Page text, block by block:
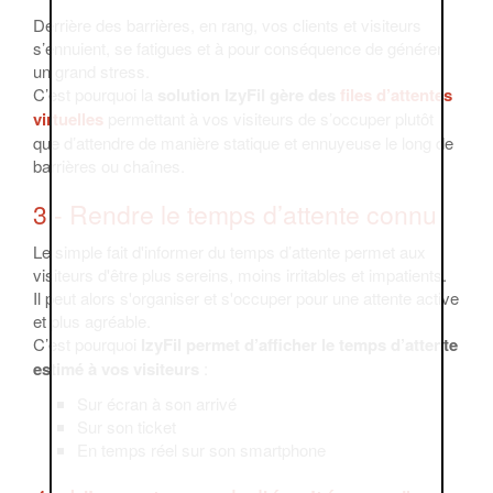
Derrière des barrières, en rang, vos clients et visiteurs
s’ennuient, se fatigues et à pour conséquence de générer
un grand stress.
C’est pourquoi la
files d’attentes
virtuelles
que d’attendre de manière statique et ennuyeuse le long de
barrières ou chaînes.
3 - Rendre le temps d’attente connu
Le simple fait d'informer du temps d’attente permet aux
visiteurs d'être plus sereins, moins irritables et impatients.
Il peut alors s'organiser et s'occuper pour une attente active
et plus agréable.
C’est pourquoi
IzyFil permet d’afficher le temps d’attente
estimé à vos visiteurs